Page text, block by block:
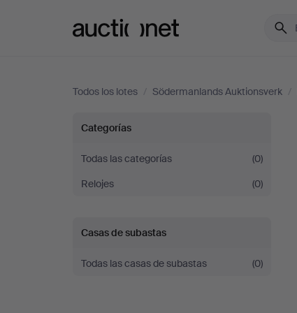
Todos los lotes / Södermanlands Auktionsverk /
Relojes
de
pared
en
Södermanlands
Categorías
Todas las categorías
(0)
Relojes
(0)
Casas de subastas
Todas las casas de subastas (0)